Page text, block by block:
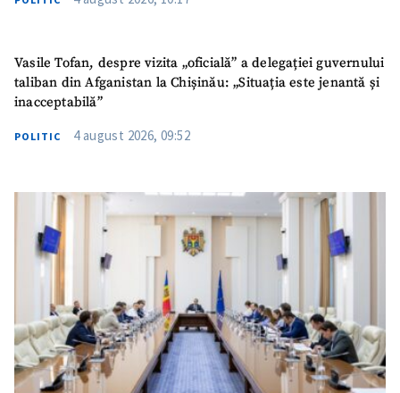
Vasile Tofan, despre vizita „oficială” a delegației guvernului
taliban din Afganistan la Chișinău: „Situația este jenantă și
inacceptabilă”
POLITIC 4 august 2026, 09:52